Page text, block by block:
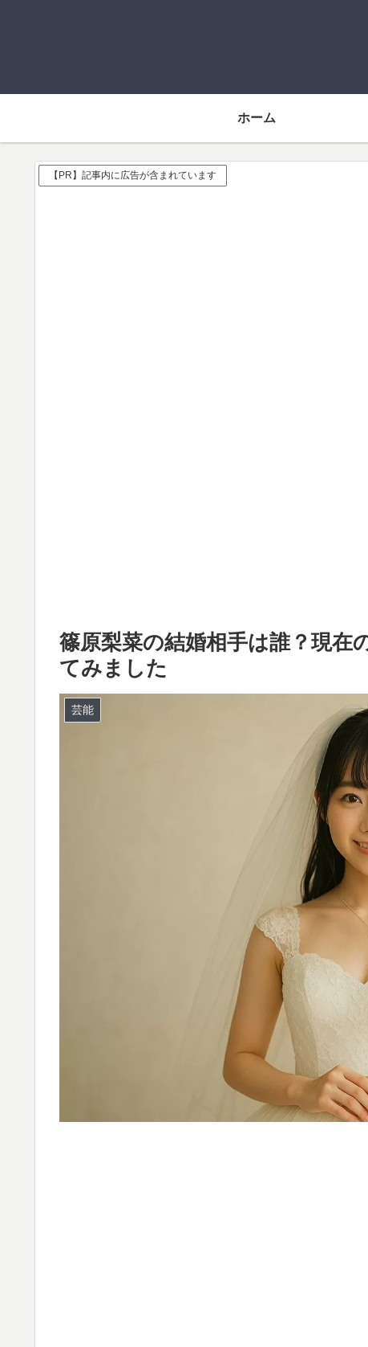
ホーム
【PR】記事内に広告が含まれています
篠原梨菜の結婚相手は誰？現在
てみました
芸能